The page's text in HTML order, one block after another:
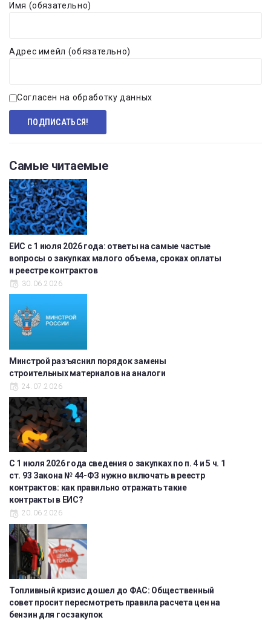
Имя (обязательно)
Адрес имейл (обязательно)
Согласен на обработку данных
Самые читаемые
ЕИС с 1 июля 2026 года: ответы на самые частые
вопросы о закупках малого объема, сроках оплаты
и реестре контрактов
30.06.2026
Минстрой разъяснил порядок замены
строительных материалов на аналоги
24.07.2026
С 1 июля 2026 года сведения о закупках по п. 4 и 5 ч. 1
ст. 93 Закона № 44-ФЗ нужно включать в реестр
контрактов: как правильно отражать такие
контракты в ЕИС?
20.06.2026
Топливный кризис дошел до ФАС: Общественный
совет просит пересмотреть правила расчета цен на
бензин для госзакупок